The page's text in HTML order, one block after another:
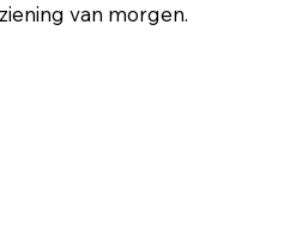
van morgen.